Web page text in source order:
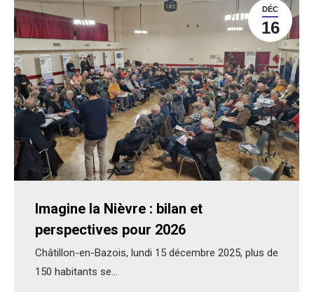
DÉC
16
Imagine la Nièvre : bilan et
perspectives pour 2026
Châtillon-en-Bazois, lundi 15 décembre 2025, plus de
150 habitants se…